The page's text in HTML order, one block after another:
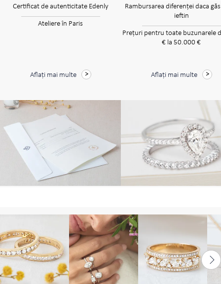
Certificat de autenticitate Edenly
Ateliere în Paris
Aflați mai multe
Rambursarea diferenței daca
ieftin
Prețuri pentru toate buzunarele
€ la 50.000 €
Aflați mai multe